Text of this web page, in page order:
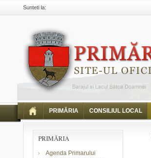
Sunteti la:
PRIMĂRIA CONSILIUL LOCAL
PRIMĂRIA
Agenda Primarului